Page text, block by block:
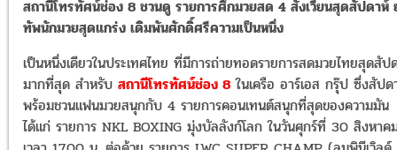
สถานีโทรทัศน์ช่อง 8 ชวนดู รายการศึกมวยสด 4 สังเวียนสุดสัปดาห์
ทัพนักมวยสุดแกร่ง เดิมพันศักดิ์ศรีความเป็นหนึ่ง
เป็นหนึ่งเดียวในประเทศไทย ที่มีการถ่ายทอดรายการสดมวยไทยสุดสัป
มากที่สุด สำหรับ สถานีโทรทัศน์ช่อง 8 ในเครือ อาร์เอส กรุ๊ป ซึ่งสัป
พร้อมชวนแฟนมวยสนุกกับ 4 รายการคอนเทนต์สนุกที่สุดของความมัน
ได้แก่ รายการ NKL BOXING มุ่งบัลลังก์โลก ในวันศุกร์ที่ 30 สิงหาค